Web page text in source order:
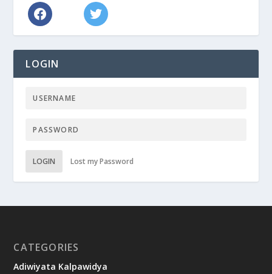
LOGIN
LOGIN Lost my Password
CATEGORIES
Adiwiyata Kalpawidya